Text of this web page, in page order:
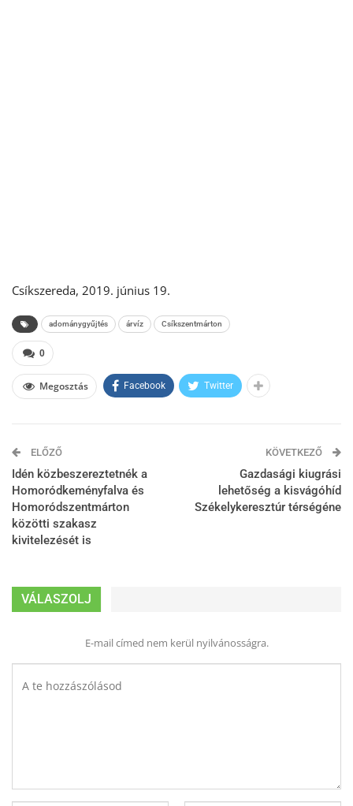
Csíkszereda, 2019. június 19.
adománygyűjtés árvíz Csíkszentmárton
0
Megosztás Facebook Twitter
ELŐZŐ
Idén közbeszereztetnék a
Homoródkeményfalva és
Homoródszentmárton
közötti szakasz
kivitelezését is
KÖVETKEZŐ
Gazdasági kiugrási
lehetőség a kisvágóhíd
Székelykeresztúr térségéne
VÁLASZOLJ
E-mail címed nem kerül nyilvánosságra.